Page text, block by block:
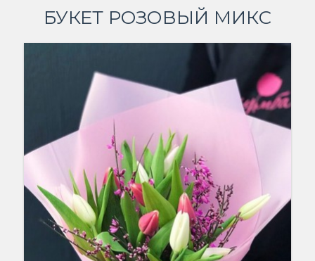
БУКЕТ РОЗОВЫЙ МИКС